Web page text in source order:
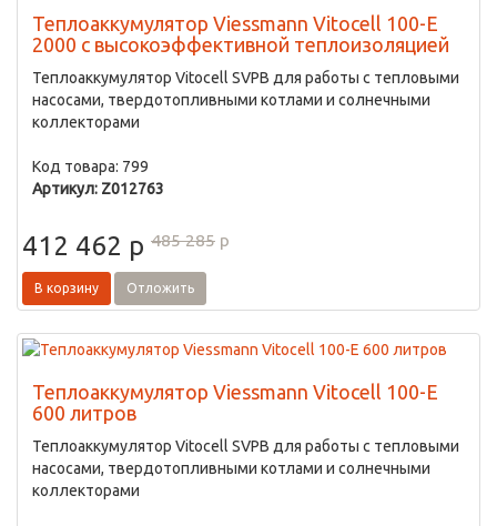
Теплоаккумулятор Viessmann Vitocell 100-E
2000 с высокоэффективной теплоизоляцией
Теплоаккумулятор Vitocell SVPB для работы с тепловыми
насосами, твердотопливными котлами и солнечными
коллекторами
Код товара: 799
Артикул: Z012763
412 462 p 485 285 p
В корзину Отложить
Теплоаккумулятор Viessmann Vitocell 100-E
600 литров
Теплоаккумулятор Vitocell SVPB для работы с тепловыми
насосами, твердотопливными котлами и солнечными
коллекторами